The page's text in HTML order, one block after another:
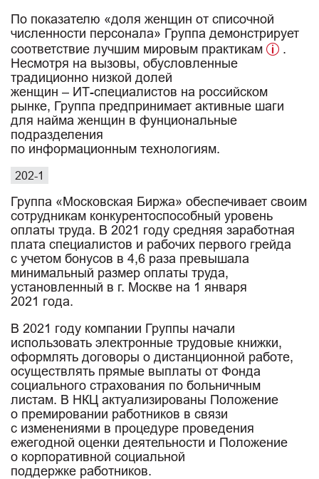
По показателю «доля женщин от списочной
численности персонала» Группа демонстрирует
соответствие лучшим мировым практикам
.
Несмотря на вызовы, обусловленные
традиционно низкой долей
женщин – ИТ-специалистов на российском
рынке, Группа предпринимает активные шаги
для найма женщин в фунциональные
подразделения
по информационным технологиям.
202-1
Группа «Московская Биржа» обеспечивает своим
сотрудникам конкурентоспособный уровень
оплаты труда. В 2021 году средняя заработная
плата специалистов и рабочих первого грейда
с учетом бонусов в 4,6 раза превышала
минимальный размер оплаты труда,
установленный в г. Москве на 1 января
2021 года.
В 2021 году компании Группы начали
использовать электронные трудовые книжки,
оформлять договоры о дистанционной работе,
осуществлять прямые выплаты от Фонда
социального страхования по больничным
листам. В НКЦ актуализированы Положение
о премировании работников в связи
с изменениями в процедуре проведения
ежегодной оценки деятельности и Положение
о корпоративной социальной
поддержке работников.